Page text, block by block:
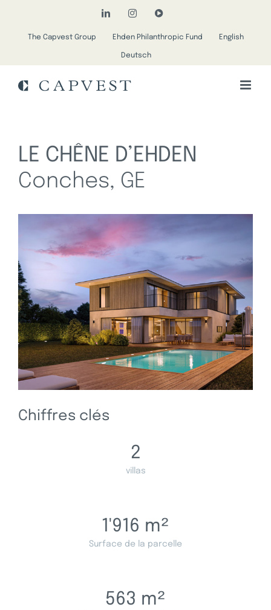
contenu
LinkedInInstagramYouTube
The Capvest Group Ehden Philanthropic Fund English
Deutsch
LE CHÊNE D’EHDEN
Conches, GE
Chiffres clés
2
villas
1'916 m²
Surface de la parcelle
563 m²